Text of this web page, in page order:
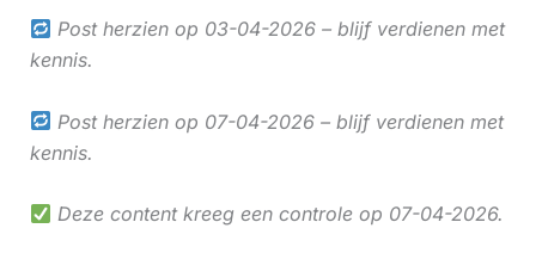
Post herzien op 03-04-2026 – blijf verdienen met
kennis.
Post herzien op 07-04-2026 – blijf verdienen met
kennis.
Deze content kreeg een controle op 07-04-2026.